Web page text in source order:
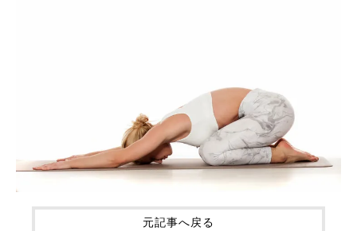
元記事へ戻る